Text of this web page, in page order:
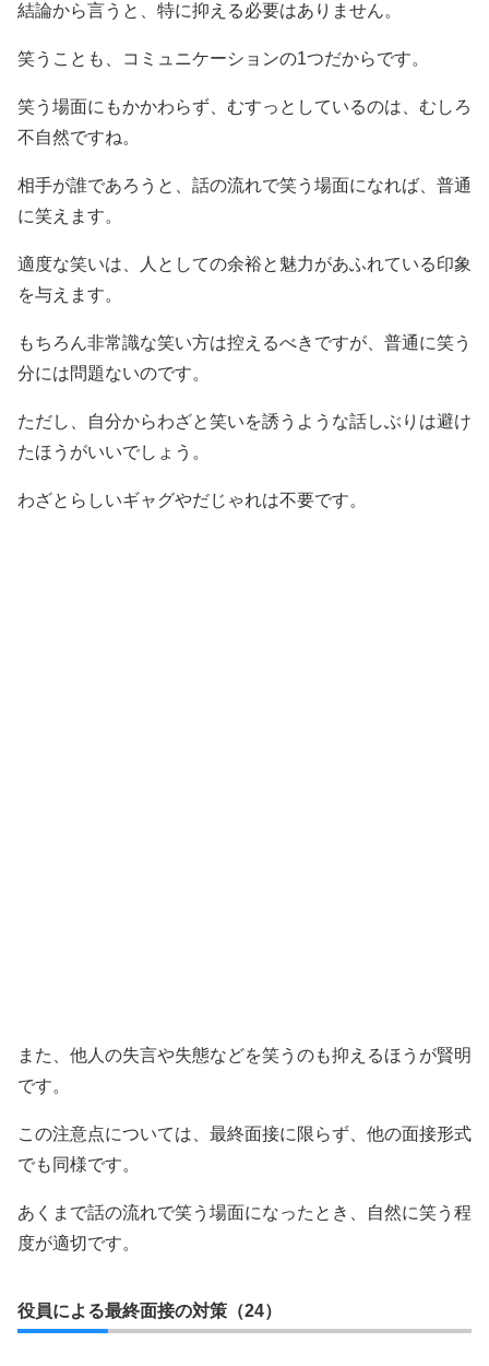
結論から言うと、特に抑える必要はありません。
笑うことも、コミュニケーションの1つだからです。
笑う場面にもかかわらず、むすっとしているのは、むしろ
不自然ですね。
相手が誰であろうと、話の流れで笑う場面になれば、普通
に笑えます。
適度な笑いは、人としての余裕と魅力があふれている印象
を与えます。
もちろん非常識な笑い方は控えるべきですが、普通に笑う
分には問題ないのです。
ただし、自分からわざと笑いを誘うような話しぶりは避け
たほうがいいでしょう。
わざとらしいギャグやだじゃれは不要です。
また、他人の失言や失態などを笑うのも抑えるほうが賢明
です。
この注意点については、最終面接に限らず、他の面接形式
でも同様です。
あくまで話の流れで笑う場面になったとき、自然に笑う程
度が適切です。
役員による最終面接の対策（24）